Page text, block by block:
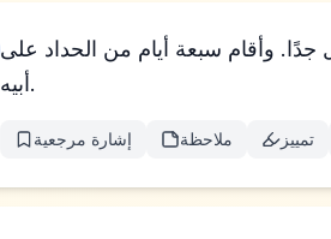
جدًا. وأقام سبعة أيام من الحداد على
أبيه.
إشارة مرجعية ملاحظة تمييز